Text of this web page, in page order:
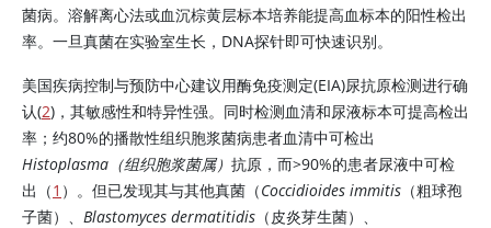
菌病。溶解离心法或血沉棕黄层标本培养能提高血标本的阳性检出
率。一旦真菌在实验室生长，DNA探针即可快速识别。
美国疾病控制与预防中心建议用酶免疫测定(EIA)尿抗原检测进行确
认(2)，其敏感性和特异性强。同时检测血清和尿液标本可提高检出
率；约80%的播散性组织胞浆菌病患者血清中可检出
Histoplasma（组织胞浆菌属） 抗原，而>90%的患者尿液中可检
出（1 ）。但已发现其与其他真菌（Coccidioides immitis （粗球孢
子菌）、 Blastomyces dermatitidis （皮炎芽生菌）、